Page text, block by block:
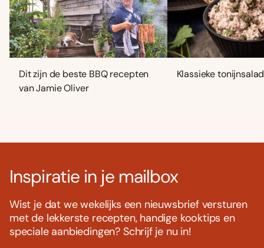
Dit zijn de beste BBQ recepten
van Jamie Oliver
Klassieke
Inspiratie in je mailbox
Wist je dat we wekelijks een nieuwsbrief versturen
met de lekkerste recepten, handige kooktips en
speciale aanbiedingen? Schrijf je nu in!